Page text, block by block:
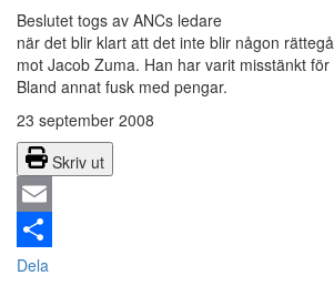
Beslutet togs av ANCs ledare
när det blir klart att det inte blir någon
mot Jacob Zuma. Han har varit misstänkt
Bland annat fusk med pengar.
23 september 2008
Skriv ut
Email
Dela